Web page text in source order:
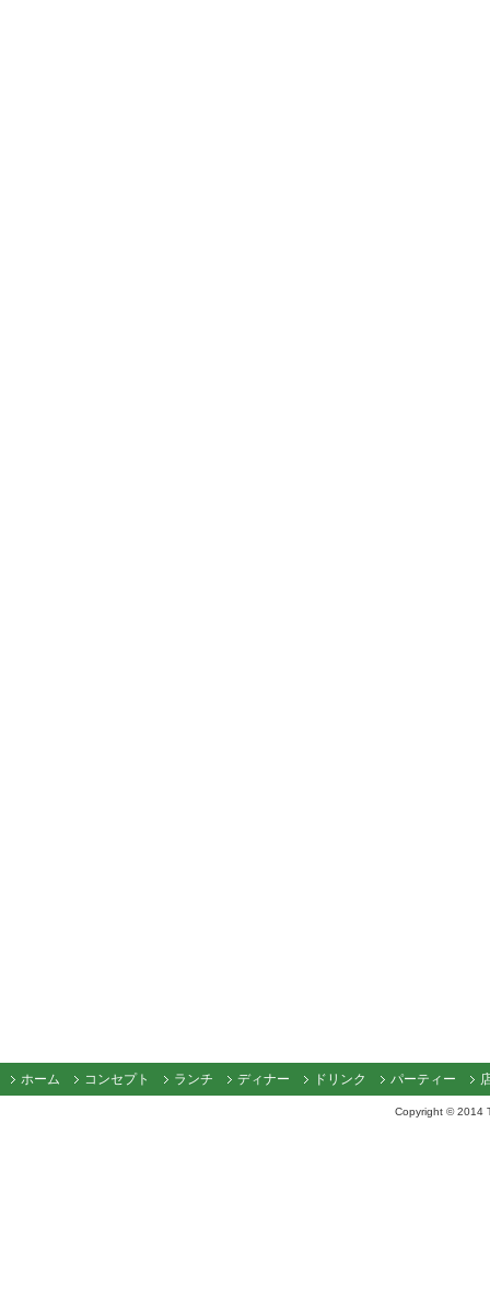
ホーム コンセプト ランチ ディナー ドリンク パーティー
Copyright © 2014